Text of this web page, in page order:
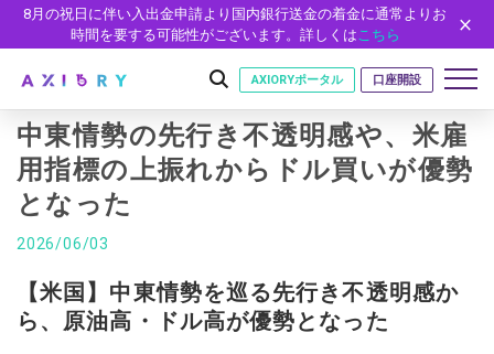
8月の祝日に伴い入出金申請より国内銀行送金の着金に通常よりお
時間を要する可能性がございます。詳しくはこちら
はじめに
はじめに
安全性
取引
取引商品
FX（通貨ペア）
取引条件
スプレッド・手数料
口座
口座の種類
口座開設
プラットフォーム
AXIORYポータル 口座開設
中東情勢の先行き不透明感や、米雇
用指標の上振れからドル買いが優勢
となった
2026/06/03
【米国】中東情勢を巡る先行き不透明感か
ら、原油高・ドル高が優勢となった